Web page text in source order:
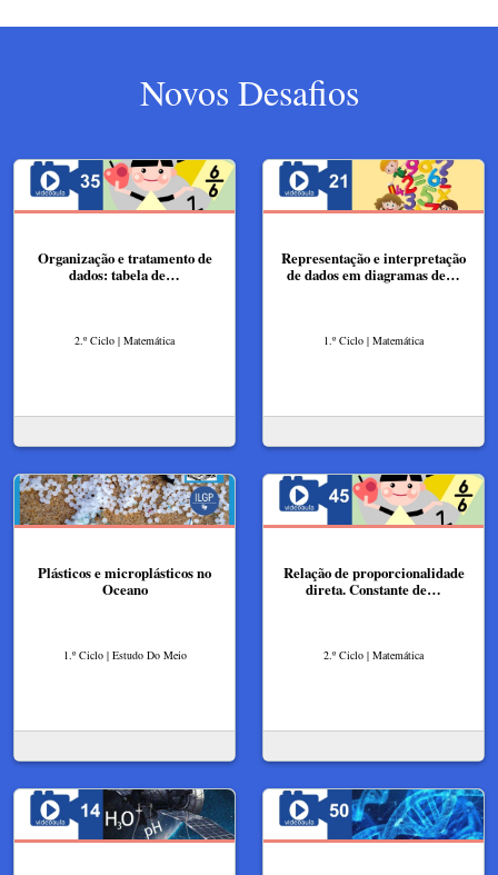
Novos Desafios
Organização e tratamento de
dados: tabela de…
2.º Ciclo | Matemática
Representação e interpretação
de dados em diagramas de…
1.º Ciclo | Matemática
Plásticos e microplásticos no
Oceano
1.º Ciclo | Estudo Do Meio
Relação de proporcionalidade
direta. Constante de…
2.º Ciclo | Matemática